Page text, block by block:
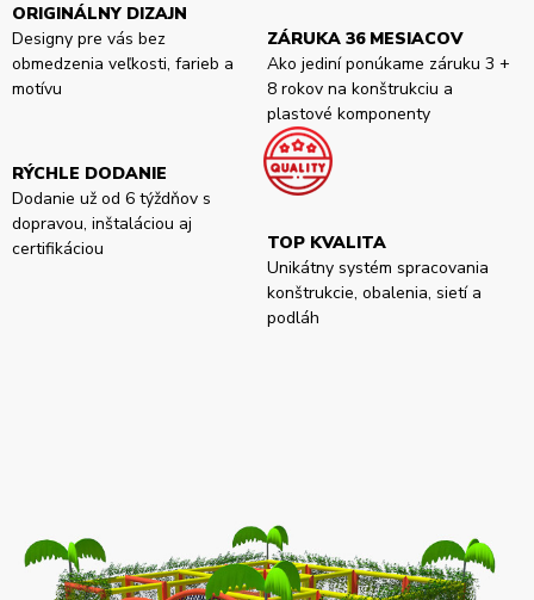
ORIGINÁLNY DIZAJN
Designy pre vás bez
obmedzenia veľkosti, farieb a
motívu
ZÁRUKA 36 MESIACOV
Ako jediní ponúkame záruku 3 +
8 rokov na konštrukciu a
plastové komponenty
RÝCHLE DODANIE
Dodanie už od 6 týždňov s
dopravou, inštaláciou aj
certifikáciou
TOP KVALITA
Unikátny systém spracovania
konštrukcie, obalenia, sietí a
podláh